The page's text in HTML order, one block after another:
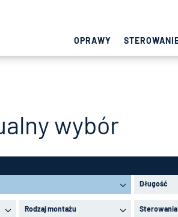
OPRAWY
wybór
Długość
Rodzaj montażu Sterowania